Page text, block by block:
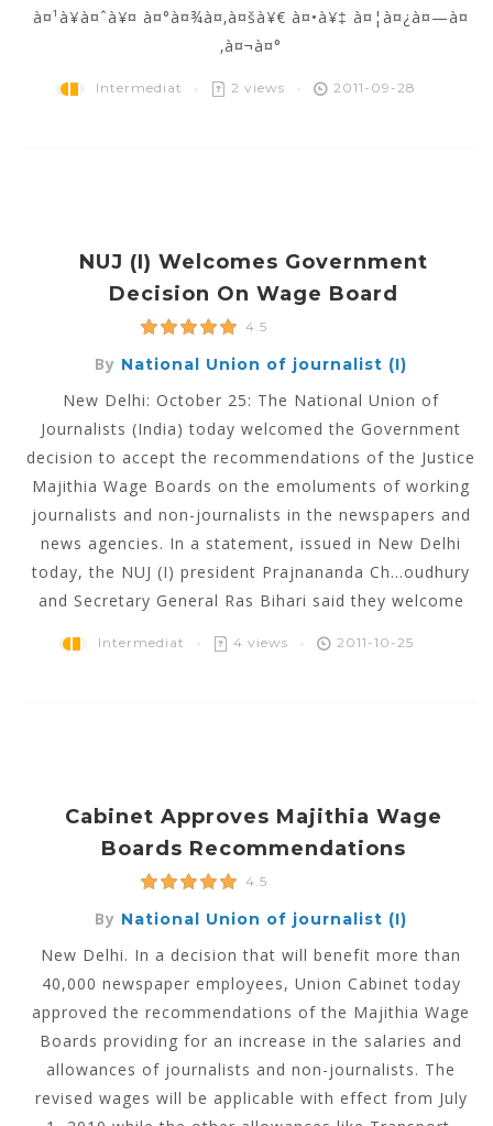
à¤¹à¥à¤ˆà¥¤ à¤°à¤¾à¤‚à¤šà¥€ à¤•à¥‡ à¤¦à¤¿à¤—à¤
‚à¤¬à¤°
Intermediat 2 views 2011-09-28
NUJ (I) Welcomes Government
Decision On Wage Board
4.5
By National Union of journalist (I)
New Delhi: October 25: The National Union of
Journalists (India) today welcomed the Government
decision to accept the recommendations of the Justice
Majithia Wage Boards on the emoluments of working
journalists and non-journalists in the newspapers and
news agencies. In a statement, issued in New Delhi
today, the NUJ (I) president Prajnananda Ch...oudhury
and Secretary General Ras Bihari said they welcome
Intermediat 4 views 2011-10-25
Cabinet Approves Majithia Wage
Boards Recommendations
4.5
By National Union of journalist (I)
New Delhi. In a decision that will benefit more than
40,000 newspaper employees, Union Cabinet today
approved the recommendations of the Majithia Wage
Boards providing for an increase in the salaries and
allowances of journalists and non-journalists. The
revised wages will be applicable with effect from July